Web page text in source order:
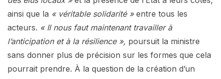
ainsi que la « véritable solidarité » entre tous les
acteurs. « Il nous faut maintenant travailler à
l’anticipation et à la résilience », poursuit la ministre
sans donner plus de précision sur les formes que cela
pourrait prendre. À la question de la création d’un